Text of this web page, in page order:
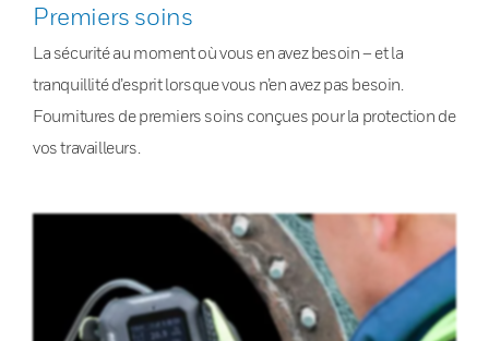
Premiers soins
La sécurité au moment où vous en avez besoin – et la
tranquillité d’esprit lorsque vous n’en avez pas besoin.
Fournitures de premiers soins conçues pour la protection de
vos travailleurs.